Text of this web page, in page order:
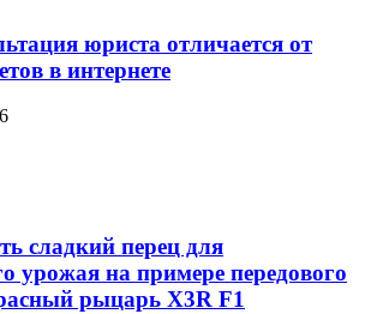
юриста отличается от
в интернете
сладкий перец для
урожая на примере передового
рыцарь X3R F1